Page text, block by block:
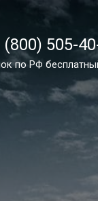
(800) 505-
по России
(800) 505-
по РФ